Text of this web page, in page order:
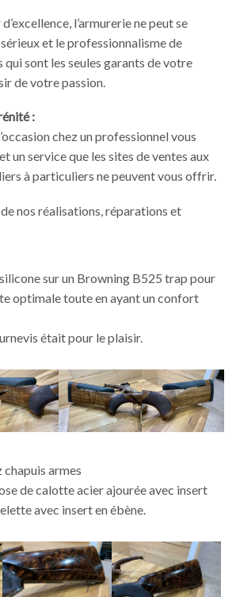
l’armurerie ne peut se
et le professionnalisme de
qui sont les seules garants de votre
de votre passion.
:
chez un professionnel vous
un service que les sites de ventes aux
à particuliers ne peuvent vous offrir.
nos réalisations, réparations et
sur un Browning B525 trap pour
optimale toute en ayant un confort
était pour le plaisir.
chapuis armes
de calotte acier ajourée avec insert
avec insert en ébène.